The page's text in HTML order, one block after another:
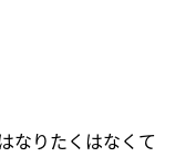
なりたくはなくて